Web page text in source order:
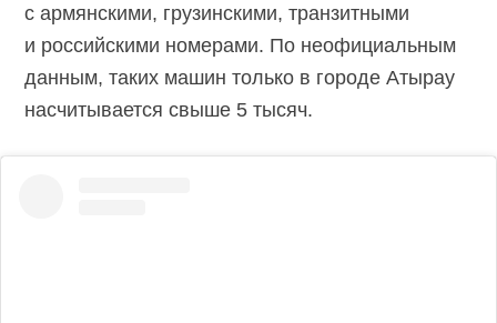
с армянскими, грузинскими, транзитными
и российскими номерами. По неофициальным
данным, таких машин только в городе Атырау
насчитывается свыше 5 тысяч.